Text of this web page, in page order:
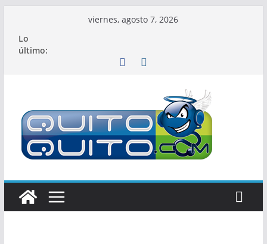
contenido
viernes, agosto 7, 2026
Lo
último: